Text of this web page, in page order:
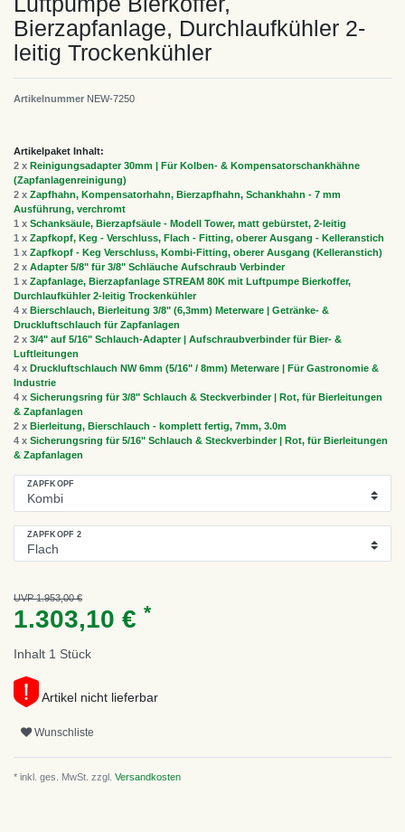
Bierzapfanlage, Durchlaufkühler 2-
leitig Trockenkühler
Artikelnummer NEW-7250
Artikelpaket Inhalt:
2 x Reinigungsadapter 30mm | Für Kolben- & Kompensatorschankhähne
(Zapfanlagenreinigung)
2 x Zapfhahn, Kompensatorhahn, Bierzapfhahn, Schankhahn - 7 mm
Ausführung, verchromt
1 x Schanksäule, Bierzapfsäule - Modell Tower, matt gebürstet, 2-leitig
1 x Zapfkopf, Keg - Verschluss, Flach - Fitting, oberer Ausgang - Kelleranstich
1 x Zapfkopf - Keg Verschluss, Kombi-Fitting, oberer Ausgang (Kelleranstich)
2 x Adapter 5/8" für 3/8" Schläuche Aufschraub Verbinder
1 x Zapfanlage, Bierzapfanlage STREAM 80K mit Luftpumpe Bierkoffer,
Durchlaufkühler 2-leitig Trockenkühler
4 x Bierschlauch, Bierleitung 3/8" (6,3mm) Meterware | Getränke- &
Druckluftschlauch für Zapfanlagen
2 x 3/4" auf 5/16" Schlauch-Adapter | Aufschraubverbinder für Bier- &
Luftleitungen
4 x Druckluftschlauch NW 6mm (5/16" / 8mm) Meterware | Für Gastronomie &
Industrie
4 x Sicherungsring für 3/8" Schlauch & Steckverbinder | Rot, für Bierleitungen
& Zapfanlagen
2 x Bierleitung, Bierschlauch - komplett fertig, 7mm, 3.0m
4 x Sicherungsring für 5/16" Schlauch & Steckverbinder | Rot, für Bierleitungen
& Zapfanlagen
ZAPFKOPF
ZAPFKOPF 2
UVP 1.953,00 €
1.303,10 € *
Inhalt 1 Stück
Artikel nicht lieferbar
Wunschliste
* inkl. ges. MwSt. zzgl. Versandkosten